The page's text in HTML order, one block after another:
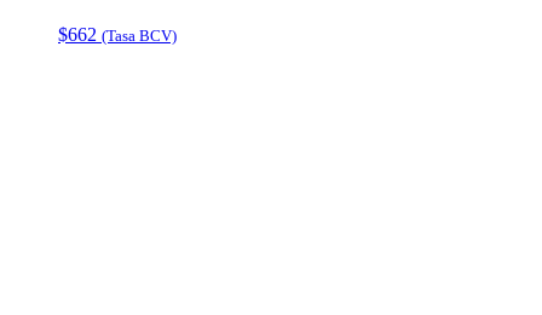
$662 (Tasa BCV)